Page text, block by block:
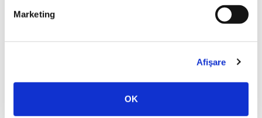
Marketing
Afişare
OK
cu Radu Paraschivescu, Dan Byron și Cristian
Durerea nevăzută